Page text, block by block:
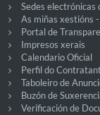
Sedes electrónicas
As miñas xestións
Portal de
Impresos xerais
Calendario Oficial
Perfil do
Taboleiro de
Buzón de
Verificación de